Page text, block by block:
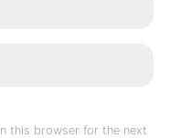
this browser for the next